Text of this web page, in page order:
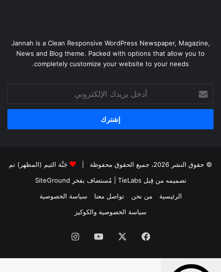
Jannah is a Clean Responsive WordPress Newspaper, Magazine,
News and Blog theme. Packed with options that allow you to
completely customize your website to your needs.
بريدك
الإلكتروني
© حقوق النشر 2026، جميع الحقوق محفوظة |
جَنَّة الثيم (المظهر) تم
تصميمه من قِبل TieLabs
| مُستضاف بفخر SiteGround
الرئيسية
من نحن تواصل معنا
سياسة الخصوصية
سياسة الخصوصية والكوكيز
فيسبوك ‫YouTubeانستقرام